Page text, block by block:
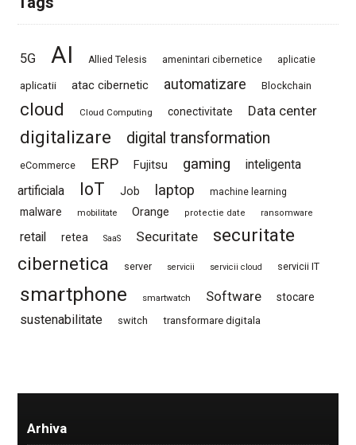
5G AI Allied Telesis amenintari cibernetice aplicatie
aplicatii atac cibernetic automatizare Blockchain
cloud Cloud Computing conectivitate Data center
digitalizare digital transformation
eCommerce ERP Fujitsu gaming
inteligenta
artificiala
IoT Job laptop machine learning
malware mobilitate Orange protectie date ransomware
retail retea SaaS Securitate
securitate
cibernetica
server servicii servicii cloud servicii IT
smartphone smartwatch Software stocare
sustenabilitate switch transformare digitala
Arhiva